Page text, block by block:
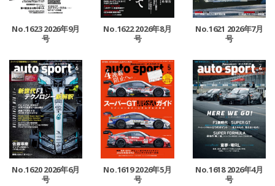
No.1623 2026年9月
号
No.1622 2026年8月
号
No.1621 2026年7月
号
No.1620 2026年6月
号
No.1619 2026年5月
号
No.1618 2026年4月
号